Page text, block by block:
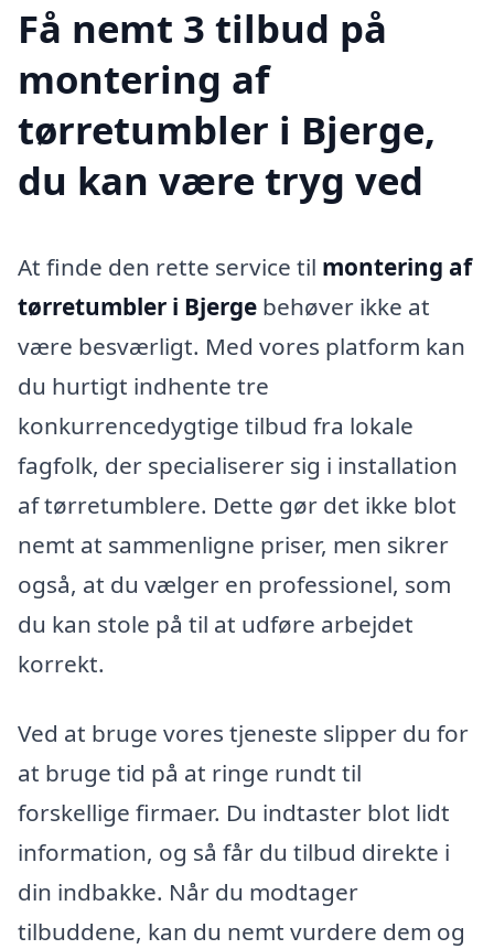
Få nemt 3 tilbud på
montering af
tørretumbler i Bjerge,
du kan være tryg ved
At finde den rette service til montering af
tørretumbler i Bjerge behøver ikke at
være besværligt. Med vores platform kan
du hurtigt indhente tre
konkurrencedygtige tilbud fra lokale
fagfolk, der specialiserer sig i installation
af tørretumblere. Dette gør det ikke blot
nemt at sammenligne priser, men sikrer
også, at du vælger en professionel, som
du kan stole på til at udføre arbejdet
korrekt.
Ved at bruge vores tjeneste slipper du for
at bruge tid på at ringe rundt til
forskellige firmaer. Du indtaster blot lidt
information, og så får du tilbud direkte i
din indbakke. Når du modtager
tilbuddene, kan du nemt vurdere dem og